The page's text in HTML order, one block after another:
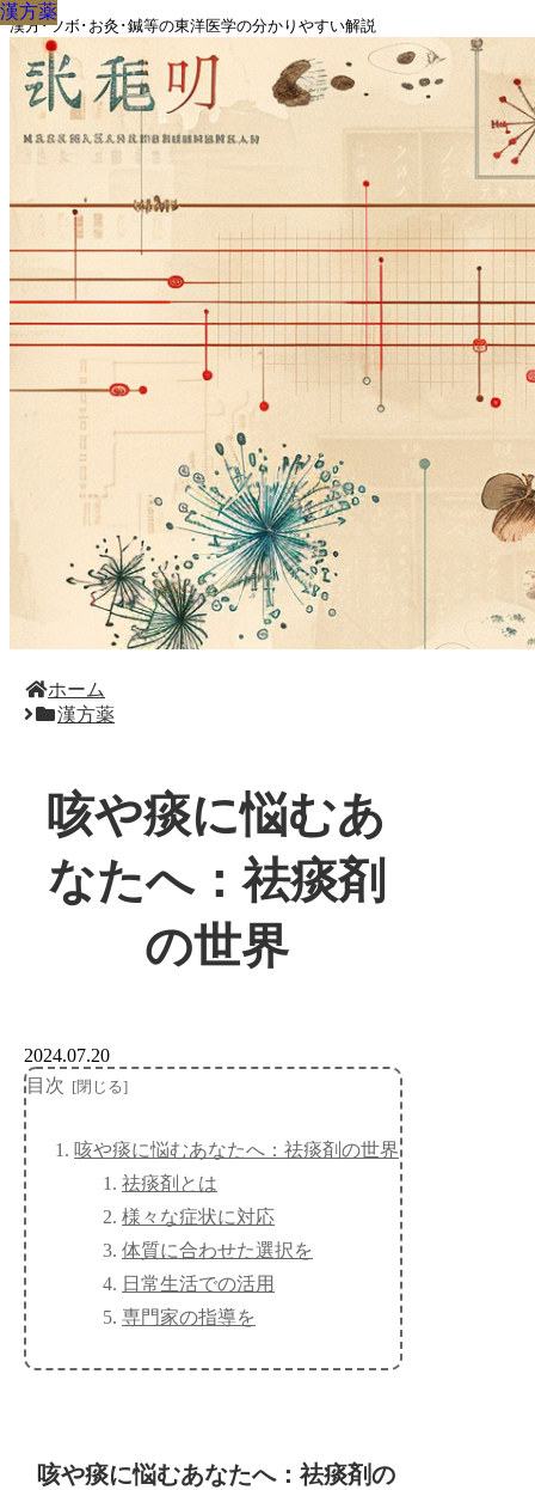
漢方･ツボ･お灸･鍼等の東洋医学の分かりやすい解説
ホーム
漢方薬
咳や痰に悩むあ
なたへ：祛痰剤
の世界
漢方薬
2024.07.20
目次
咳や痰に悩むあなたへ：祛痰剤の世界
祛痰剤とは
様々な症状に対応
体質に合わせた選択を
日常生活での活用
専門家の指導を
咳や痰に悩むあなたへ：祛痰剤の
漢方薬
漢方薬
漢方薬
漢方薬
漢方薬
漢方薬
漢方薬
漢方薬